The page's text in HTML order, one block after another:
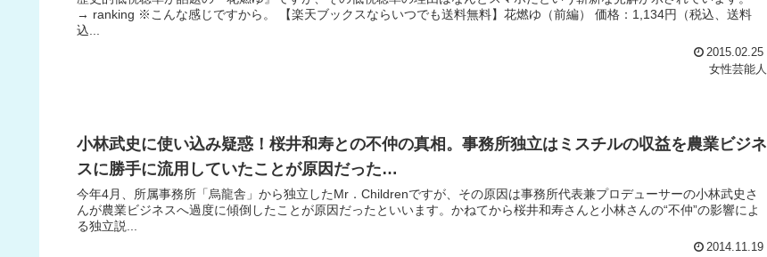
→ ranking ※こんな感じですから。 【楽天ブックスならいつでも送料無料】花燃ゆ（前編） 価格：1,134円（税込、送料
込...
2015.02.25
女性芸能人
小林武史に使い込み疑惑！桜井和寿との不仲の真相。事務所独立はミスチルの収益を農業ビジネ
スに勝手に流用していたことが原因だった…
今年4月、所属事務所「烏龍舎」から独立したMr．Childrenですが、その原因は事務所代表兼プロデューサーの小林武史さ
んが農業ビジネスへ過度に傾倒したことが原因だったといいます。かねてから桜井和寿さんと小林さんの“不仲”の影響によ
る独立説...
2014.11.19